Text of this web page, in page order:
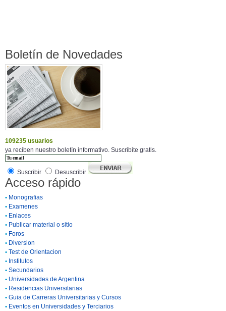
Boletín de Novedades
109235 usuarios
ya reciben nuestro boletín informativo. Suscribite gratis.
Suscribir Desuscribir
Acceso rápido
• Monografias
• Examenes
• Enlaces
• Publicar material o sitio
• Foros
• Diversion
• Test de Orientacion
• Institutos
• Secundarios
• Universidades de Argentina
• Residencias Universitarias
• Guia de Carreras Universitarias y Cursos
• Eventos en Universidades y Terciarios